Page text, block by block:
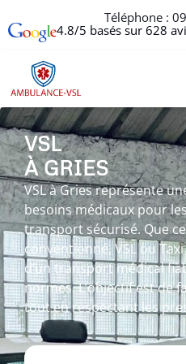
Téléphone :
4.8/5 basés sur 628
VSL
À GRIES
VSL à Gries représente
besoins médicaux pour
transport sécurisé. Que
conventionné, VSL ou
d’un transport médical
normes. L’objectif est de
tout en respectant les